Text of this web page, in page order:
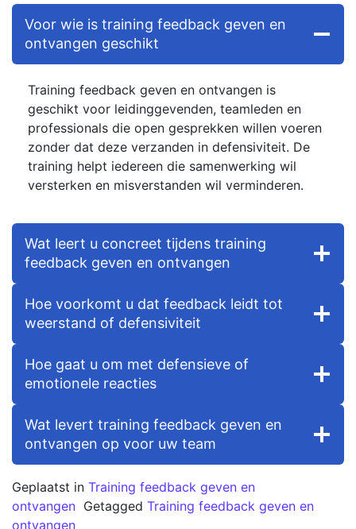
Voor wie is training feedback geven en
ontvangen geschikt
Training feedback geven en ontvangen is
geschikt voor leidinggevenden, teamleden en
professionals die open gesprekken willen voeren
zonder dat deze verzanden in defensiviteit. De
training helpt iedereen die samenwerking wil
versterken en misverstanden wil verminderen.
Wat leert u concreet tijdens training
feedback geven en ontvangen
Hoe voorkomt u dat feedback leidt tot
weerstand of defensiviteit
Hoe gaat u om met defensieve of
emotionele reacties
Wat levert training feedback geven en
ontvangen op voor uw team
Geplaatst in Training feedback geven en
ontvangen Getagged Training feedback geven en
ontvangen